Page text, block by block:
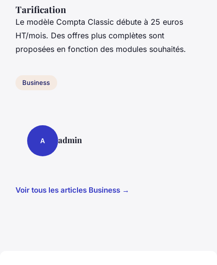
Tarification
Le modèle Compta Classic débute à 25 euros
HT/mois. Des offres plus complètes sont
proposées en fonction des modules souhaités.
Business
A admin
Voir tous les articles Business →